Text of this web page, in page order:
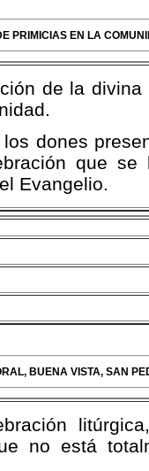
PRIMICIAS EN LA
de la
dones
que
Evangelio.
BUENA VISTA, SAN
no está